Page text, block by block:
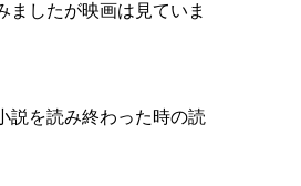
ましたが映画は見ていま
説を読み終わった時の読